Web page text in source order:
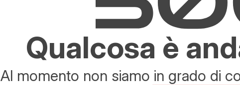
Qualcosa è
Al momento non siamo in grado di